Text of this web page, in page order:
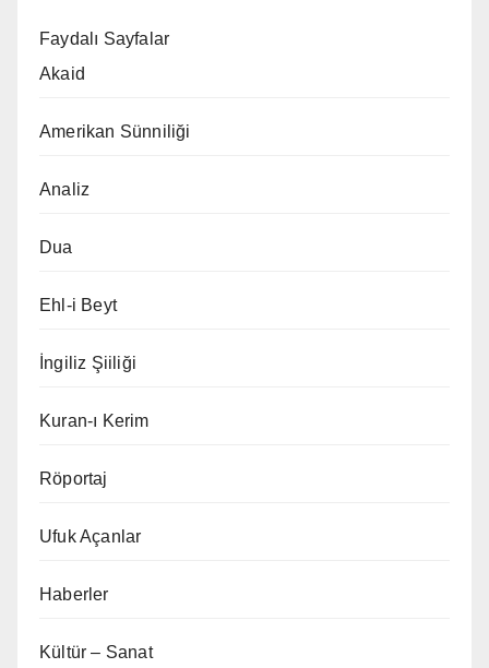
Faydalı Sayfalar
Akaid
Amerikan Sünniliği
Analiz
Dua
Ehl-i Beyt
İngiliz Şiiliği
Kuran-ı Kerim
Röportaj
Ufuk Açanlar
Haberler
Kültür – Sanat